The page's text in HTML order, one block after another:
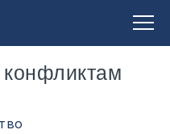
конфликтам